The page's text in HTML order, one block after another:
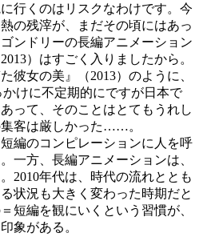
行くのはリスクなわけです。今
の残滓が、まだその頃にはあっ
ンドリーの長編アニメーション
）はすごく入りましたから。
彼女の美』（2013）のように、
けに不定期的にですが日本で
って、そのことはとてもうれし
客は厳しかった……。
編のコンピレーションに人を呼
一方、長編アニメーションは、
2010年代は、時代の流れととも
状況も大きく変わった時期だと
短編を観にいくという習慣が、
象がある。